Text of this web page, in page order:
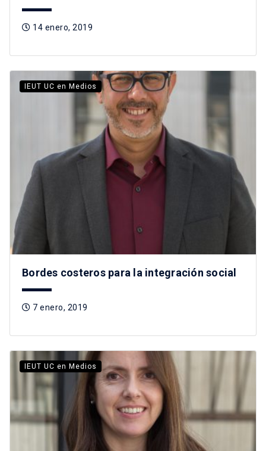
14 enero, 2019
IEUT UC en Medios
Bordes costeros para la integración social
7 enero, 2019
IEUT UC en Medios